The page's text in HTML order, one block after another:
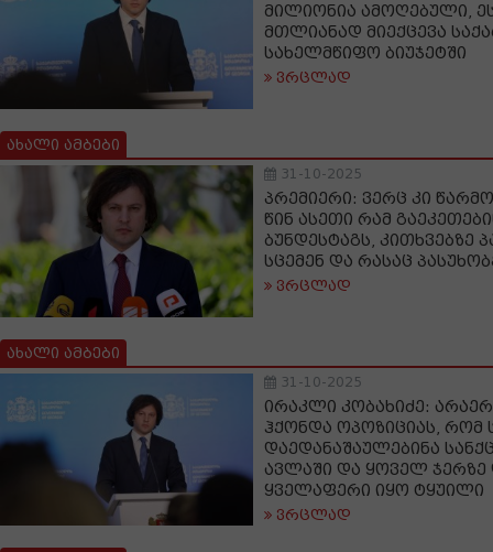
მილიონია ამოღებული,
მთლიანად მიექცევა
სახელმწიფო ბიუჯეტში
ვრცლად
ახალი ამბები
31-10-2025
პრემიერი: ვერც კი
წინ ასეთი რამ
ბუნდესტაგს, კითხვებზე
სცემენ და რასაც
ვრცლად
ახალი ამბები
31-10-2025
ირაკლი კობახიძე:
ჰქონდა ოპოზიციას,
დაედანაშაულებინა
ავლაში და ყოველ ჯერზე
ყველაფერი იყო ტყუილი
ვრცლად